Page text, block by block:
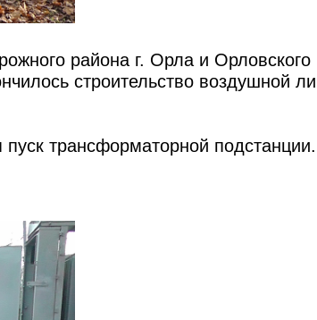
района г. Орла и Орловского
строительство воздушной
трансформаторной подстанции.